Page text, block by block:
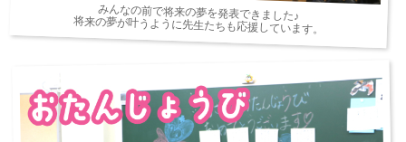
みんなの前で将来の夢を発表できました♪
将来の夢が叶うように先生たちも応援しています。